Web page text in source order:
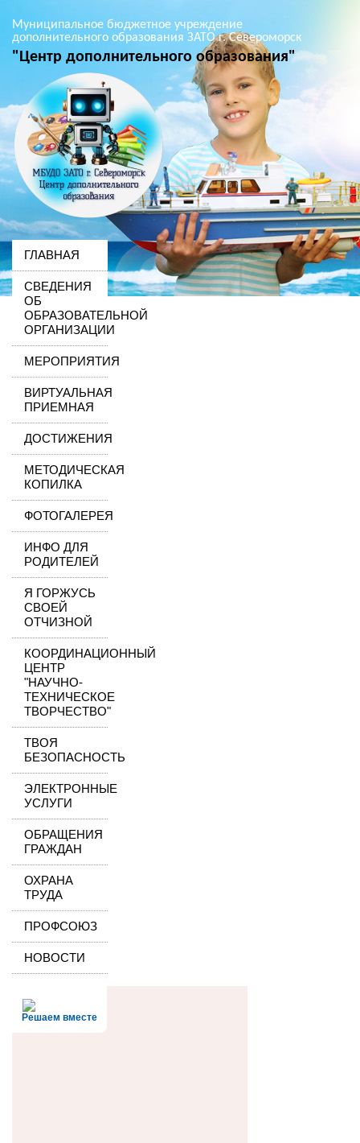
Муниципальное бюджетное учреждение
дополнительного образования ЗАТО г. Североморск
"Центр дополнительного образования"
ГЛАВНАЯ
СВЕДЕНИЯ
ОБ
ОБРАЗОВАТЕЛЬНОЙ
ОРГАНИЗАЦИИ
МЕРОПРИЯТИЯ
ВИРТУАЛЬНАЯ
ПРИЕМНАЯ
ДОСТИЖЕНИЯ
МЕТОДИЧЕСКАЯ
КОПИЛКА
ФОТОГАЛЕРЕЯ
ИНФО ДЛЯ
РОДИТЕЛЕЙ
Я ГОРЖУСЬ
СВОЕЙ
ОТЧИЗНОЙ
КООРДИНАЦИОННЫЙ
ЦЕНТР
"НАУЧНО-
ТЕХНИЧЕСКОЕ
ТВОРЧЕСТВО"
ТВОЯ
БЕЗОПАСНОСТЬ
ЭЛЕКТРОННЫЕ
УСЛУГИ
ОБРАЩЕНИЯ
ГРАЖДАН
ОХРАНА
ТРУДА
ПРОФСОЮЗ
НОВОСТИ
Решаем вместе